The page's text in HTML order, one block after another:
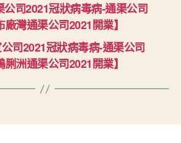
公司2021冠狀病毒病-通渠公司
灣通渠公司2021開業】
司2021冠狀病毒病-通渠公司
洲通渠公司2021開業】